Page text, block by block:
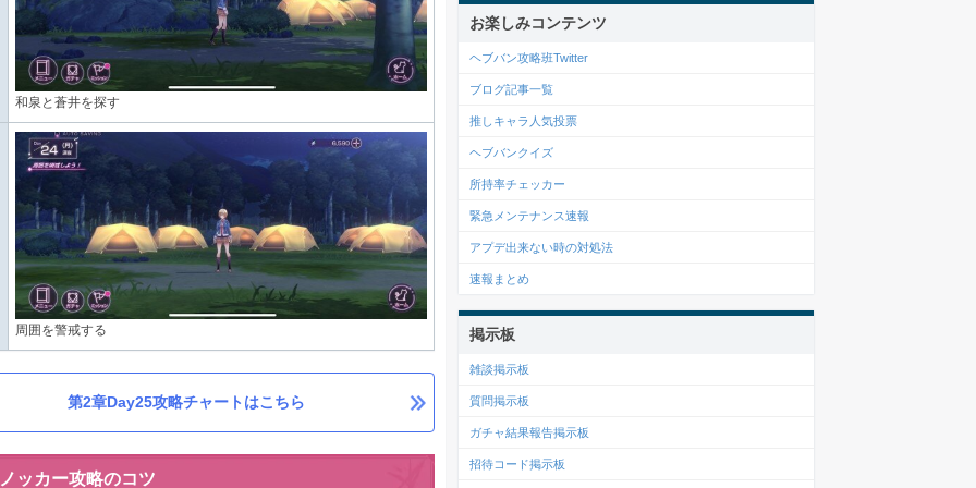
和泉と蒼井を探す
周囲を警戒する
第2章Day25攻略チャートはこちら
ッカー攻略のコツ
お楽しみコンテンツ
ヘブバン攻略班Twitter
ブログ記事一覧
推しキャラ人気投票
ヘブバンクイズ
所持率チェッカー
緊急メンテナンス速報
アプデ出来ない時の対処法
速報まとめ
掲示板
雑談掲示板
質問掲示板
ガチャ結果報告掲示板
招待コード掲示板